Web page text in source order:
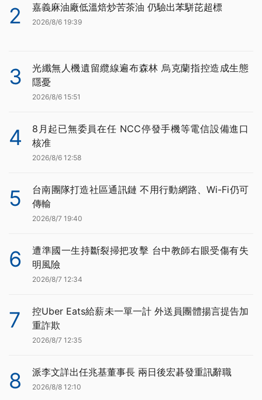
2 嘉義麻油廠低溫焙炒苦茶油 仍驗出苯駢芘超標
2026/8/6 19:39
3
光纖無人機遺留纜線遍布森林 烏克蘭指控造成生態
隱憂
2026/8/6 15:51
4
8月起已無委員在任 NCC停發手機等電信設備進口
核准
2026/8/6 12:58
5
台南團隊打造社區通訊鏈 不用行動網路、Wi-Fi仍可
傳輸
2026/8/7 19:40
6
遭準國一生持斷裂掃把攻擊 台中教師右眼受傷有失
明風險
2026/8/7 12:34
7
控Uber Eats給薪未一單一計 外送員團體揚言提告加
重詐欺
2026/8/7 12:35
8 派李文詳出任兆基董事長 兩日後宏碁發重訊辭職
2026/8/8 12:10